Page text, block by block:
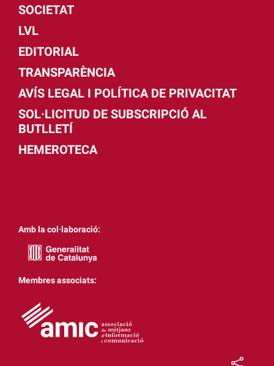
SOCIETAT
LVL
EDITORIAL
TRANSPARÈNCIA
AVÍS LEGAL I POLÍTICA DE PRIVACITAT
SOL·LICITUD DE SUBSCRIPCIÓ AL
BUTLLETÍ
HEMEROTECA
Amb la col·laboració:
Membres associats: